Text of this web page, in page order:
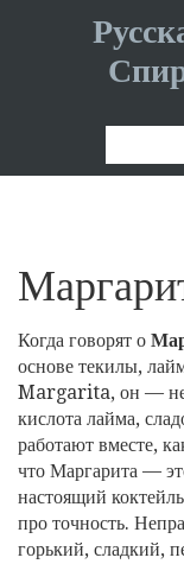
Когда говорят о
основе текилы,
Margarita, он —
кислота лайма,
работают вместе,
что Маргарита —
настоящий
про точность.
горький, сладкий,